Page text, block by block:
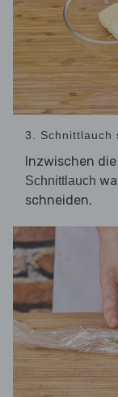
3. Schnittlauch
Inzwischen die
Schnittlauch
schneiden.